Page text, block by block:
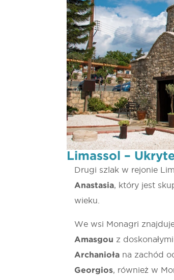
Limassol –
Drugi szlak w rejonie
Anastasia, który jest
wieku.
We wsi Monagri
Amasgou z
Archanioła na zachód
Georgios, również w